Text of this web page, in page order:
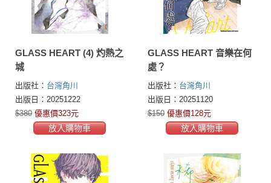
GLASS HEART (4) 灼熱之
城
出版社： 台灣角川
出版日：20251222
$380 優惠價323元
放入購物車
GLASS HEART 音樂在何
處？
出版社： 台灣角川
出版日：20251120
$150 優惠價128元
放入購物車